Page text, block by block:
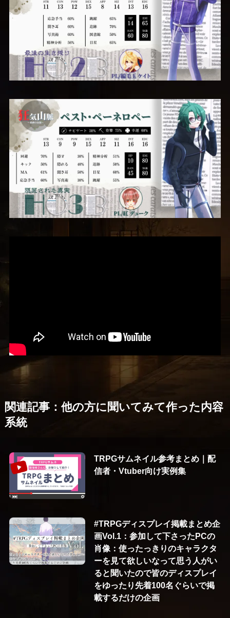
関連記事：他の方に聞いてみて作った内容
系統
TRPGサムネイル参考まとめ｜配
信者・Vtuber向け実例集
#TRPGディスプレイ掲載まとめ企
画Vol.1：参加して下さったPCの
肖像：使ったっきりのキャラクタ
ーを見て欲しいなって思う人がい
ると聞いたので皆のディスプレイ
をゆったり先着100名ぐらいで掲
載するだけの企画